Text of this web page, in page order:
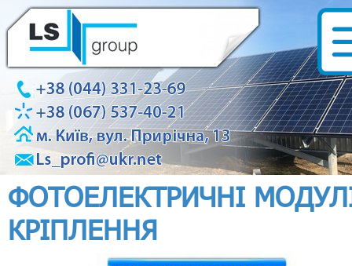
ФОТОЕЛЕКТРИЧНІ
КРІПЛЕННЯ